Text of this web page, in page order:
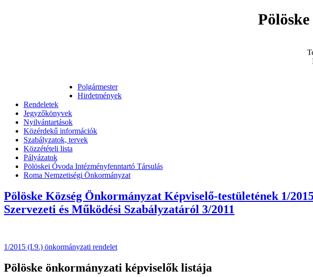
Polgármester
Hirdetmények
Rendeletek
Jegyzőkönyvek
Nyilvántartások
Közérdekű információk
Szabályzatok, tervek
Közzétételi lista
Pályázatok
Pölöskei Óvoda Intézményfenntartó Társulás
Roma Nemzetiségi Önkormányzat
Pölöske Község Önkormányzat Képviselő-testületének 1/
Szervezeti és Működési Szabályzatáról 3/2011
1/2015 (I.9.) önkormányzati rendelet
Pölöske önkormányzati képviselők listája